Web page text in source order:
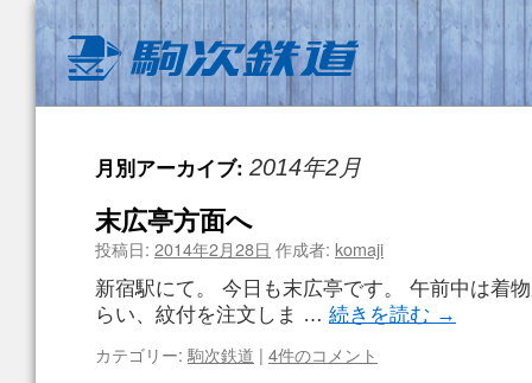
月別アーカイブ: 2014年2月
末広亭方面へ
投稿日: 2014年2月28日 作成者: komaji
新宿駅にて。 今日も末広亭です。 午前中は着
らい、紋付を注文しま … 続きを読む →
カテゴリー: 駒次鉄道 | 4件のコメント